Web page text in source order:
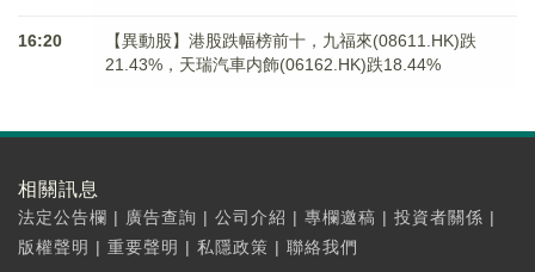
16:20
【異動股】港股跌幅榜前十，九福來(08611.HK)跌
21.43%，天瑞汽車内飾(06162.HK)跌18.44%
相關訊息
法定公告欄 | 廣告查詢 | 公司介紹 | 專欄邀稿 | 投資者關係 |
版權聲明 | 重要聲明 | 私隱政策 | 聯絡我們